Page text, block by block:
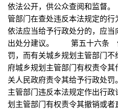
依法公开，供公众查阅和监
管部门在查处违反本法规定的
依法应当给予行政处分的，应
出处分建议。 第五十六条
罚，而有关城乡规划主管部门
府城乡规划主管部门有权责令
关人民政府责令其给予行政
主管部门违反本法规定作出行
划主管部门有权责令其撤销或